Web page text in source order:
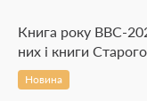
Книга року BBC-
них і книги
Новина